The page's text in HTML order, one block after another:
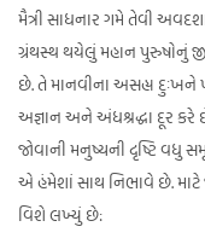
મૈત્રી સાધનાર ગમે તેવી
ગ્રંથસ્થ થયેલું મહાન પુરુષોનું
છે. તે માનવીના અસહ્ય
અજ્ઞાન અને અંધશ્રદ્ધા દૂર
જોવાની મનુષ્યની દૃષ્ટિ વધુ
એ હંમેશાં સાથ નિભાવે છે. માટે
વિશે લખ્યું છે: